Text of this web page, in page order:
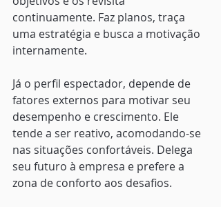
continuamente. Faz planos, traça
uma estratégia e busca a motivação
internamente.
Já o perfil espectador, depende de
fatores externos para motivar seu
desempenho e crescimento. Ele
tende a ser reativo, acomodando-se
nas situações confortáveis. Delega
seu futuro à empresa e prefere a
zona de conforto aos desafios.